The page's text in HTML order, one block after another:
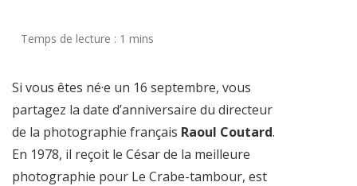
Si vous êtes né·e un 16 septembre, vous
partagez la date d’anniversaire du directeur
de la photographie français Raoul Coutard.
En 1978, il reçoit le César de la meilleure
photographie pour Le Crabe-tambour, est